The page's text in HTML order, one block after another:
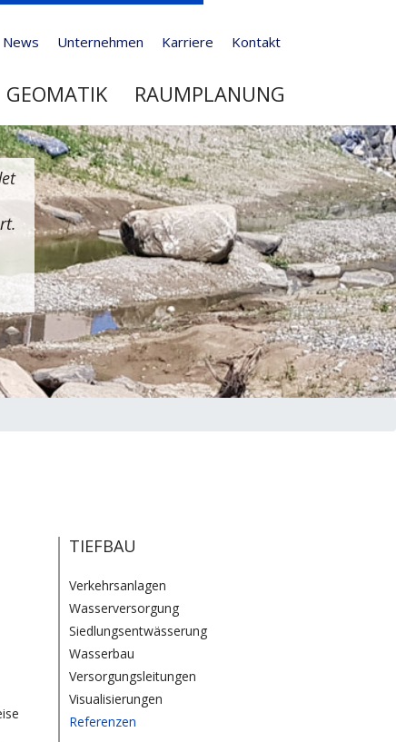
News Unternehmen Karriere Kontakt
GEOMATIK RAUMPLANUNG
TIEFBAU
Verkehrsanlagen
Wasserversorgung
Siedlungsentwässerung
Wasserbau
Versorgungsleitungen
Visualisierungen
Referenzen